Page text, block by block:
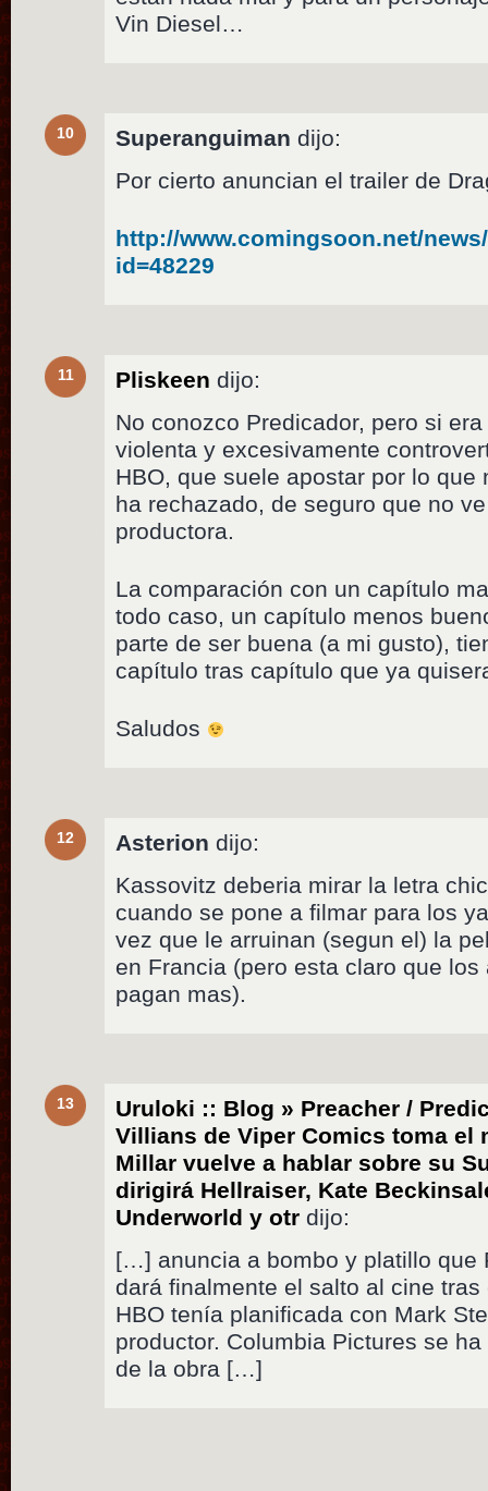
Vin Diesel…
10 Superanguiman dijo:
Por cierto anuncian el trailer de
http://www.comingsoon.net/
id=48229
11 Pliskeen dijo:
No conozco Predicador, pero si
violenta y excesivamente
HBO, que suele apostar por lo
ha rechazado, de seguro que no
productora.
La comparación con un capítulo
todo caso, un capítulo menos
parte de ser buena (a mi gusto),
capítulo tras capítulo que ya
Saludos
12 Asterion dijo:
Kassovitz deberia mirar la letra
cuando se pone a filmar para los
vez que le arruinan (segun el) la
en Francia (pero esta claro que
pagan mas).
13
Uruloki :: Blog » Preacher /
Villians de Viper Comics toma el
Millar vuelve a hablar sobre su
dirigirá Hellraiser, Kate
Underworld y otr dijo:
[…] anuncia a bombo y platillo que
dará finalmente el salto al cine
HBO tenía planificada con Mark
productor. Columbia Pictures se
de la obra […]